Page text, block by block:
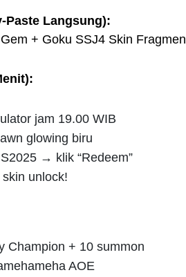
Paste Langsung):
+ Goku SSJ4 Skin Fragmen
jam 19.00 WIB
glowing biru
→ klik “Redeem”
unlock!
Champion + 10 summon
AOE